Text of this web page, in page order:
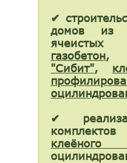
✔
домов
газобетон
"Сибит",
✔
клеёного